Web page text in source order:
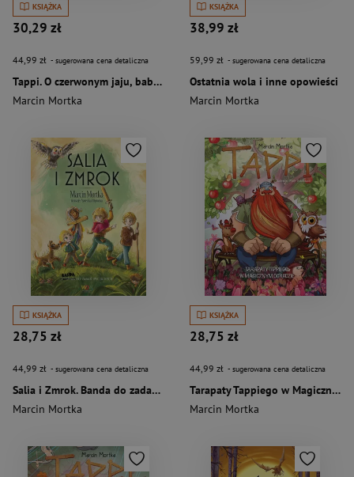
KSIĄŻKA
30,29 zł
44,99 zł - sugerowana cena detaliczna
Tappi. O czerwonym jaju, babcinym zeszycie i małych awanturnikach
Marcin Mortka
KSIĄŻKA
38,99 zł
59,99 zł - sugerowana cena detaliczna
Ostatnia wola i inne opowieści
Marcin Mortka
KSIĄŻKA
28,75 zł
44,99 zł - sugerowana cena detaliczna
Salia i Zmrok. Banda do zadań specjalnych
Marcin Mortka
KSIĄŻKA
28,75 zł
44,99 zł - sugerowana cena detaliczna
Tarapaty Tappiego w Magicznym Ogrodzie. Tappi
Marcin Mortka